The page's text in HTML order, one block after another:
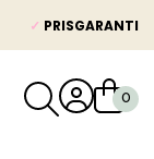
✓ PRISGARANTI